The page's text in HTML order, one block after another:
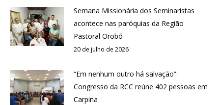
Semana Missionária dos Seminaristas
acontece nas paróquias da Região
Pastoral Orobó
20 de julho de 2026
“Em nenhum outro há salvação”:
Congresso da RCC reúne 402 pessoas em
Carpina